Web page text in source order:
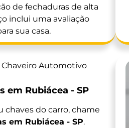
de fechaduras de alta
inclui uma avaliação
sua casa.
em Rubiácea - SP
chaves do carro, chame
em Rubiácea - SP.